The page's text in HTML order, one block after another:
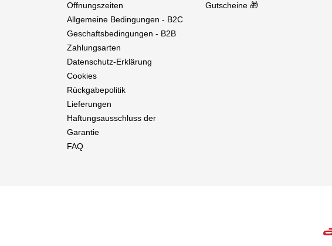
Offnungszeiten
Allgemeine Bedingungen - B2C
Geschaftsbedingungen - B2B
Zahlungsarten
Datenschutz-Erklärung
Cookies
Rückgabepolitik
Lieferungen
Haftungsausschluss der
Garantie
FAQ
Gutscheine 🎁